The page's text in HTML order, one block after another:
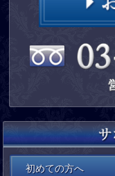
初めての方へ